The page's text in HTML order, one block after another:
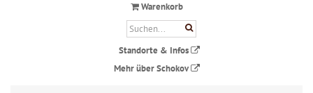
Warenkorb
Standorte & Infos
Mehr über Schokov